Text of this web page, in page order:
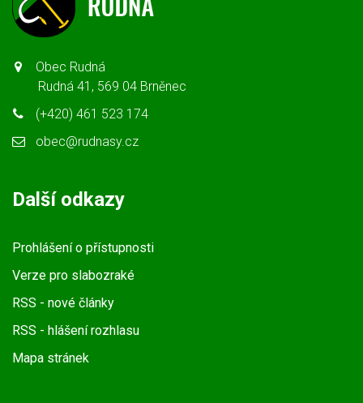
Obec Rudná
Rudná 41, 569 04 Brněnec
(+420) 461 523 174
obec@rudnasy.cz
Další odkazy
Prohlášení o přístupnosti
Verze pro slabozraké
RSS - nové články
RSS - hlášení rozhlasu
Mapa stránek